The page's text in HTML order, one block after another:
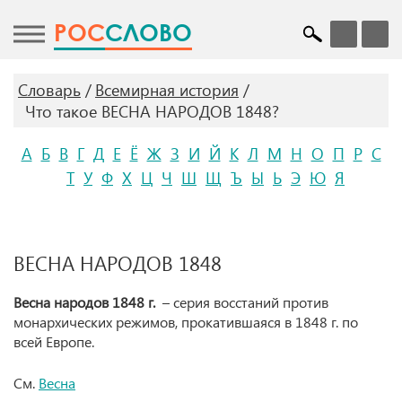
POCСЛОВО
Словарь
Всемирная история
Что такое ВЕСНА НАРОДОВ 1848?
А Б В Г Д Е Ё Ж З И Й К Л М Н О П Р С
Т У Ф Х Ц Ч Ш Щ Ъ Ы Ь Э Ю Я
ВЕСНА НАРОДОВ 1848
Весна народов 1848 г. – серия восстаний против
монархических режимов, прокатившаяся в 1848 г. по
всей Европе.
См. Весна